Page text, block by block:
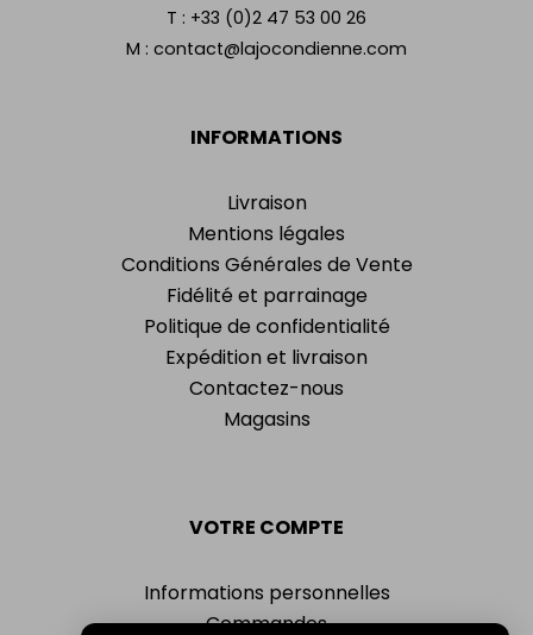
INFORMATIONS
Livraison
Mentions légales
Conditions Générales de Vente
Fidélité et parrainage
Politique de confidentialité
Expédition et livraison
Contactez-nous
Magasins
VOTRE COMPTE
Informations personnelles
Commandes
T : +33 (0)2 47 53 00 26
M : contact@lajocondienne.com